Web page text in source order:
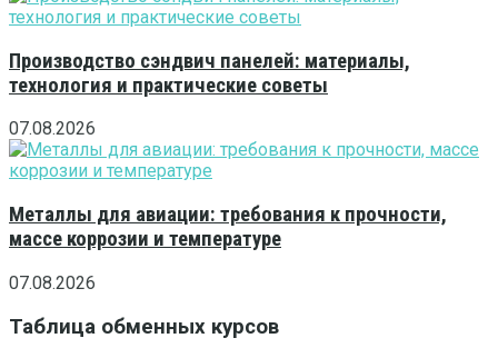
Производство сэндвич панелей: материалы,
технология и практические советы
07.08.2026
Металлы для авиации: требования к прочности,
массе коррозии и температуре
07.08.2026
Таблица обменных курсов